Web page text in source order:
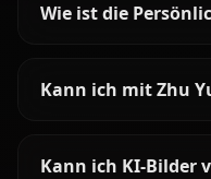
Wie ist die
Kann ich mit Zhu
Kann ich KI-Bilder